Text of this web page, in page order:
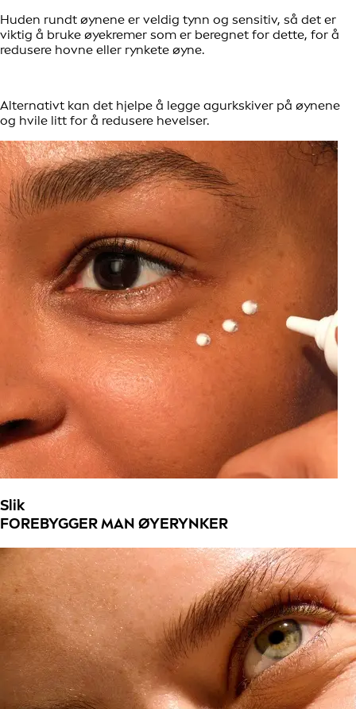
Huden rundt øynene er veldig tynn og sensitiv, så det er
viktig å bruke øyekremer som er beregnet for dette, for å
redusere hovne eller rynkete øyne.
Alternativt kan det hjelpe å legge agurkskiver på øynene
og hvile litt for å redusere hevelser.
Slik
FOREBYGGER MAN ØYERYNKER